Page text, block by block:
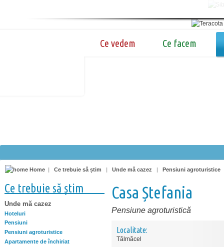
Ce vedem Ce facem
Home | Ce trebuie să știm | Unde mă cazez | Pensiuni agroturistice
Ce trebuie să știm
Unde mă cazez
Hoteluri
Pensiuni
Pensiuni agroturistice
Apartamente de închiriat
Casa Ștefania
Pensiune agroturistică
Localitate:
Tălmăcel